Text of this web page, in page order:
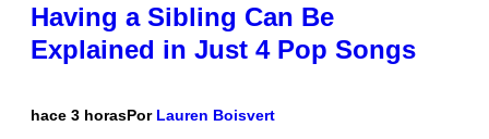
Having a Sibling Can Be
Explained in Just 4 Pop Songs
hace 3 horasPor Lauren Boisvert